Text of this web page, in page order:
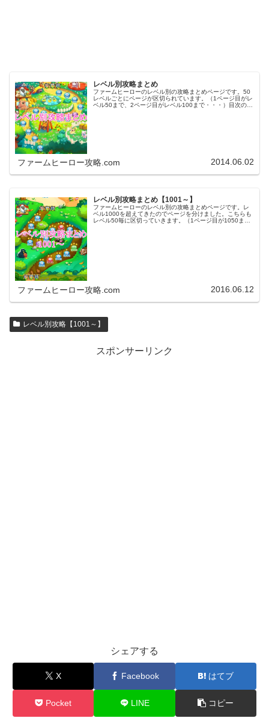
レベル別攻略まとめ
ファームヒーローのレベル別の攻略まとめページです。50
レベルごとにページが区切られています。（1ページ目がレ
ベル50まで、2ページ目がレベル100まで・・・）目次のリ
ファームヒーロー攻略.com 2014.06.02
レベル別攻略まとめ【1001～】
ファームヒーローのレベル別の攻略まとめページです。レ
ベル1000を超えてきたのでページを分けました。こちらも
レベル50毎に区切っていきます。（1ページ目が1050ま
ファームヒーロー攻略.com 2016.06.12
レベル別攻略【1001～】
スポンサーリンク
シェアする
X Facebook はてブ
Pocket LINE コピー